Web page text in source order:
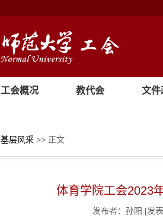
工会概况 教代会 文件
基层风采 >> 正文
体育学院工会2023
发布者：孙阳 [发